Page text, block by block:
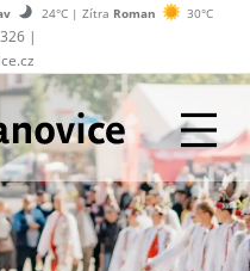
|
24°C | Zítra Roman 30°C